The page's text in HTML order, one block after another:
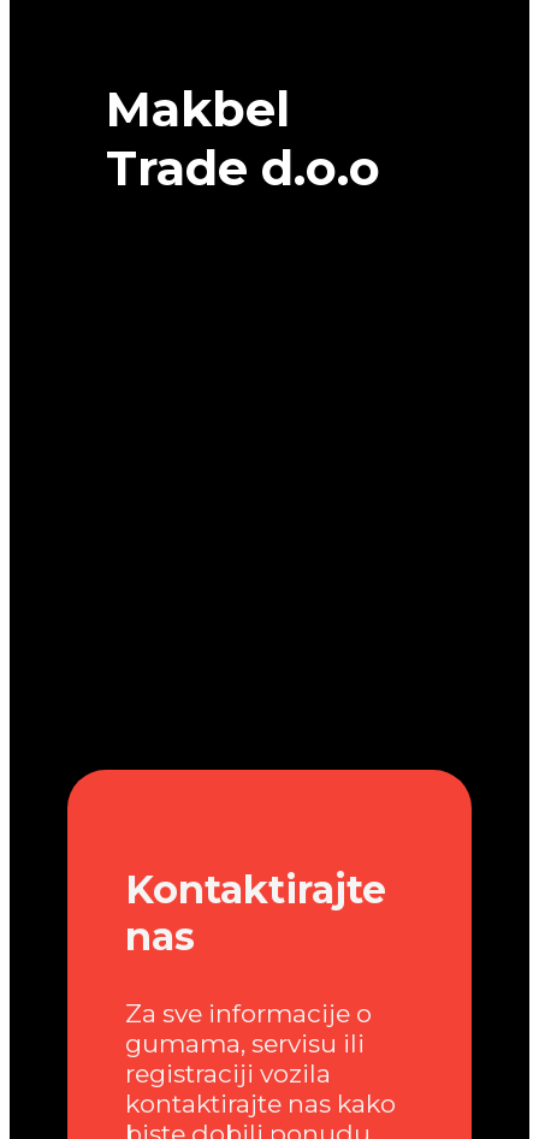
Makbel
Trade d.o.o
Kontaktirajte
nas
Za sve informacije o
gumama, servisu ili
registraciji vozila
kontaktirajte nas kako